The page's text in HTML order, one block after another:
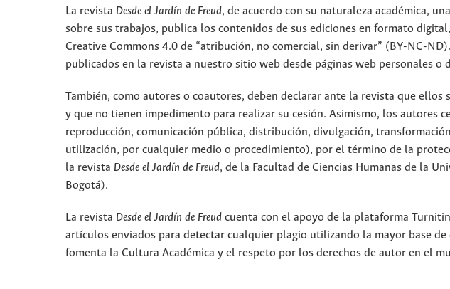
La revista Desde el Jardín de Freud, de acuerdo con su naturaleza académica,
sobre sus trabajos, publica los contenidos de sus ediciones en formato
Creative Commons 4.0 de “atribución, no comercial, sin derivar” (BY-NC-
publicados en la revista a nuestro sitio web desde páginas web personales
También, como autores o coautores, deben declarar ante la revista que
y que no tienen impedimento para realizar su cesión. Asimismo, los autores
reproducción, comunicación pública, distribución, divulgación,
utilización, por cualquier medio o procedimiento), por el término de la
la revista Desde el Jardín de Freud, de la Facultad de Ciencias Humanas de la
Bogotá).
La revista Desde el Jardín de Freud cuenta con el apoyo de la plataforma
artículos enviados para detectar cualquier plagio utilizando la mayor base
fomenta la Cultura Académica y el respeto por los derechos de autor en el